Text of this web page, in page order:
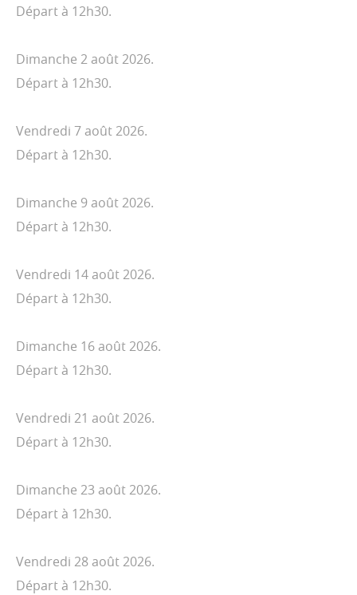
Départ à 12h30.
Dimanche 2 août 2026.
Départ à 12h30.
Vendredi 7 août 2026.
Départ à 12h30.
Dimanche 9 août 2026.
Départ à 12h30.
Vendredi 14 août 2026.
Départ à 12h30.
Dimanche 16 août 2026.
Départ à 12h30.
Vendredi 21 août 2026.
Départ à 12h30.
Dimanche 23 août 2026.
Départ à 12h30.
Vendredi 28 août 2026.
Départ à 12h30.